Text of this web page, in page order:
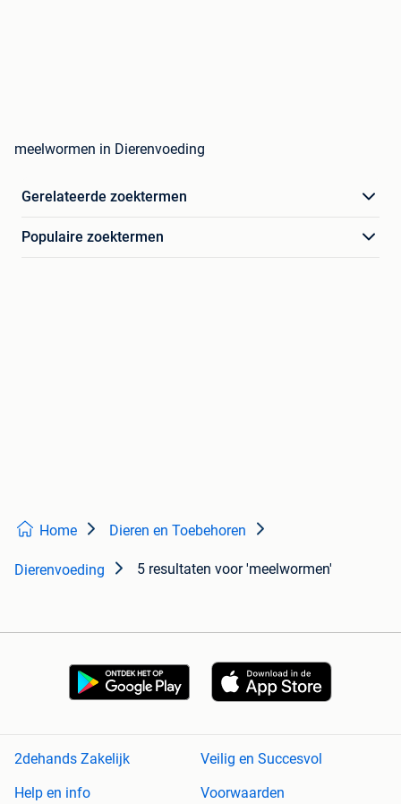
meelwormen in Dierenvoeding
Gerelateerde zoektermen
Populaire zoektermen
Home Dieren en Toebehoren
Dierenvoeding 5 resultaten voor 'meelwormen'
2dehands Zakelijk
Veilig en Succesvol
Help en info
Voorwaarden